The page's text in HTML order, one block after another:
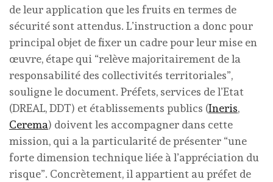
de leur application que les fruits en termes de
sécurité sont attendus. L’instruction a donc pour
principal objet de fixer un cadre pour leur mise en
œuvre, étape qui “relève majoritairement de la
responsabilité des collectivités territoriales”,
souligne le document. Préfets, services de l’Etat
(DREAL, DDT) et établissements publics (Ineris,
Cerema) doivent les accompagner dans cette
mission, qui a la particularité de présenter “une
forte dimension technique liée à l’appréciation du
risque”. Concrètement, il appartient au préfet de